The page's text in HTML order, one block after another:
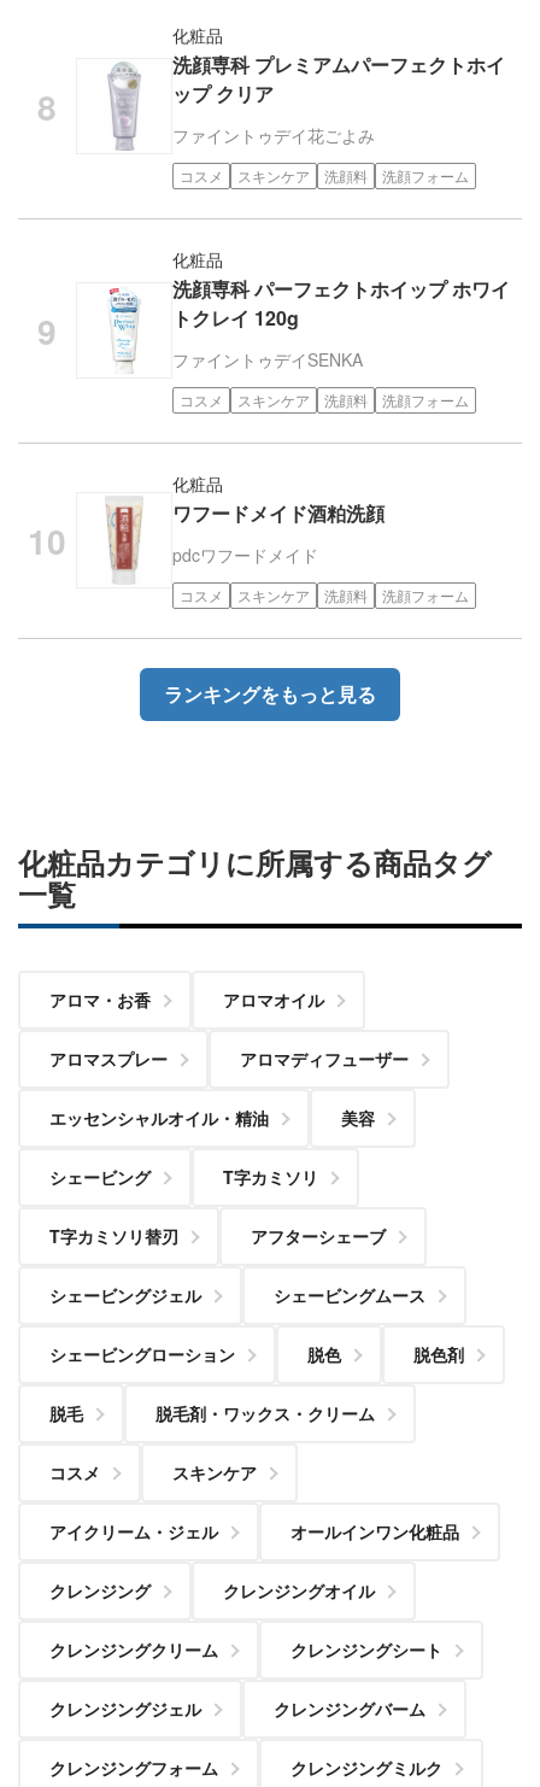
化粧品
洗顔専科 プレミアムパーフェクトホイ
ップ クリア
ファイントゥデイ花ごよみ
コスメ スキンケア 洗顔料 洗顔フォーム
化粧品
洗顔専科 パーフェクトホイップ ホワイ
トクレイ 120g
ファイントゥデイSENKA
コスメ スキンケア 洗顔料 洗顔フォーム
化粧品
ワフードメイド酒粕洗顔
pdcワフードメイド
コスメ スキンケア 洗顔料 洗顔フォーム
ランキングをもっと見る
化粧品カテゴリに所属する商品タグ
一覧
アロマ・お香 アロマオイル
アロマスプレー アロマディフューザー
エッセンシャルオイル・精油 美容
シェービング T字カミソリ
T字カミソリ替刃 アフターシェーブ
シェービングジェル シェービングムース
シェービングローション 脱色 脱色剤
脱毛 脱毛剤・ワックス・クリーム
コスメ スキンケア
アイクリーム・ジェル オールインワン化粧品
クレンジング クレンジングオイル
クレンジングクリーム クレンジングシート
クレンジングジェル クレンジングバーム
クレンジングフォーム クレンジングミルク